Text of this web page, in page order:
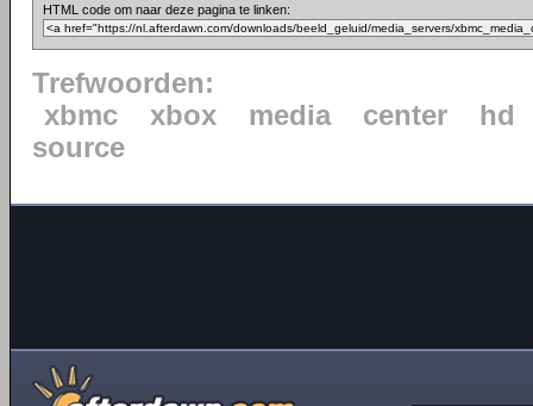
HTML code om naar deze pagina te linken:
Trefwoorden:
xbmc
xbox media center
hd
source